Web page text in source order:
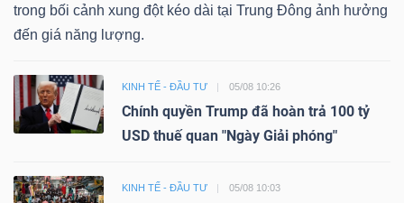
trong bối cảnh xung đột kéo dài tại Trung Đông ảnh hưởng
đến giá năng lượng.
KINH TẾ - ĐẦU TƯ 05/08 10:26
Chính quyền Trump đã hoàn trả 100 tỷ
USD thuế quan "Ngày Giải phóng"
KINH TẾ - ĐẦU TƯ 05/08 10:03